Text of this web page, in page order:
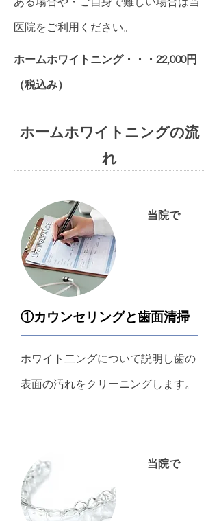
医院をご利用ください。
ホームホワイトニング・・・22,000円
（税込み）
ホームホワイトニングの流
れ
当院で
①カウンセリングと歯面清掃
ホワイト二ングについて説明し歯の
表面の汚れをクリーニングします。
当院で